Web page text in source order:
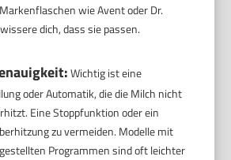
wie Avent oder Dr.
dich, dass sie passen.
Wichtig ist eine
oder Automatik, die die Milch nicht
Eine Stoppfunktion oder ein
zu vermeiden. Modelle mit
Programmen sind oft leichter